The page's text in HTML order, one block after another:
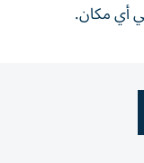
أي مكان.